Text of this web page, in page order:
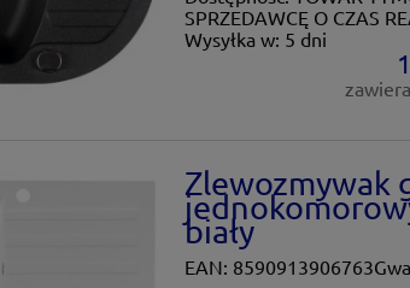
SPRZEDAWCĘ O CZAS
Wysyłka w: 5 dni
Zlewozmywak
biały
EAN: